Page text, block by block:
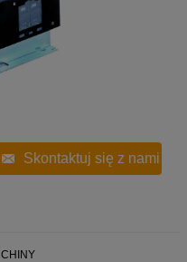
Skontaktuj się z nami
CHINY